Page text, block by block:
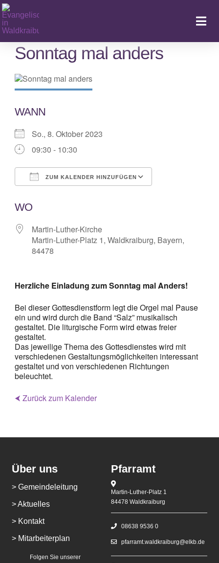
Zum
Inhalt
springen
Sonntag mal anders
WANN
So., 8. Oktober 2023
09:30 - 10:30
ZUM KALENDER HINZUFÜGEN
WO
Martin-Luther-Kirche
Martin-Luther-Platz 1, Waldkraiburg, Bayern,
84478
Herzliche Einladung zum Sonntag mal Anders!
Bei dieser Gottesdienstform legt die Orgel mal Pause
ein und wird durch die Band “Salz” musikalisch
gestaltet. Die liturgische Form wird etwas freier
gestaltet.
Das jeweilige Thema des Gottesdienstes wird mit
verschiedenen Gestaltungsmöglichkeiten interessant
gestaltet und von verschiedenen Richtungen
beleuchtet.
⮜ Zurück zum Kalender
Über uns
> Gemeindeleitung
> Aktuelles
> Kontakt
> Mitarbeiterplan
Folgen Sie unserer
Pfarramt
Martin-Luther-Platz 1
84478 Waldkraiburg
08638 9536 0
pfarramt.waldkraiburg@elkb.de